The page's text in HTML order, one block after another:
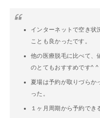
インターネットで空き状
ことも良かったです。
他の医療脱毛に比べて、
のとてもおすすめです^ ^
夏場は予約が取りづらか
った。
１ヶ月周期から予約でき